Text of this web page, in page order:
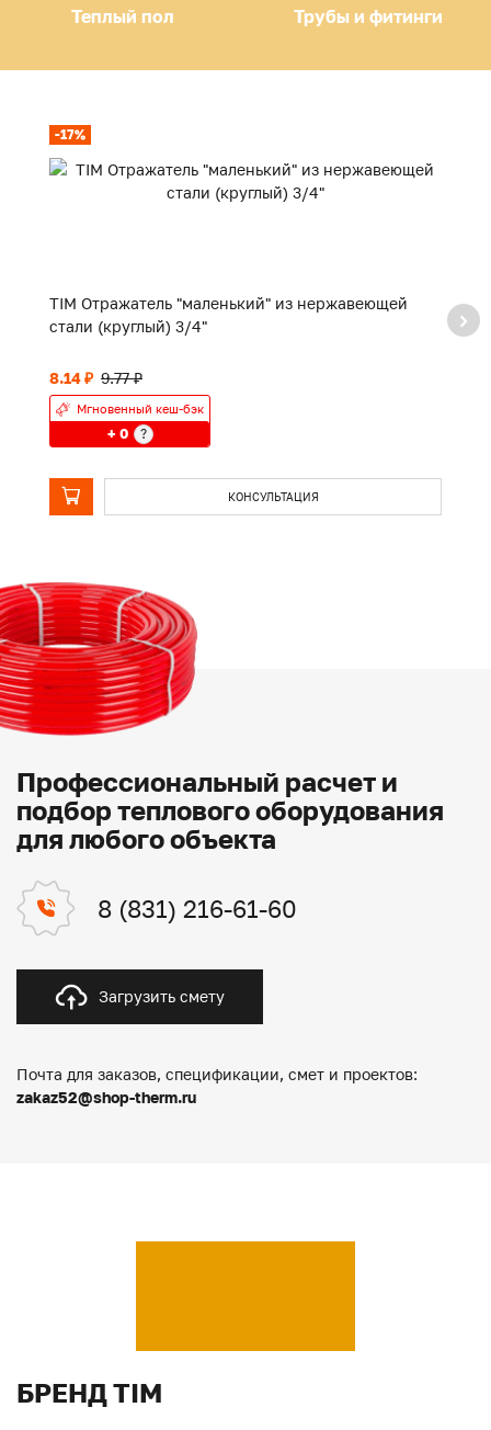
Теплый пол Трубы и фитинги
-17%
TIM Отражатель "маленький" из нержавеющей
стали (круглый) 3/4"
8.14 ₽ 9.77 ₽
Мгновенный кеш-бэк
+ 0 ?
КОНСУЛЬТАЦИЯ
Профессиональный расчет и
подбор теплового оборудования
для любого объекта
8 (831) 216-61-60
Загрузить смету
Почта для заказов, спецификации, смет и проектов:
zakaz52@shop-therm.ru
БРЕНД TIM